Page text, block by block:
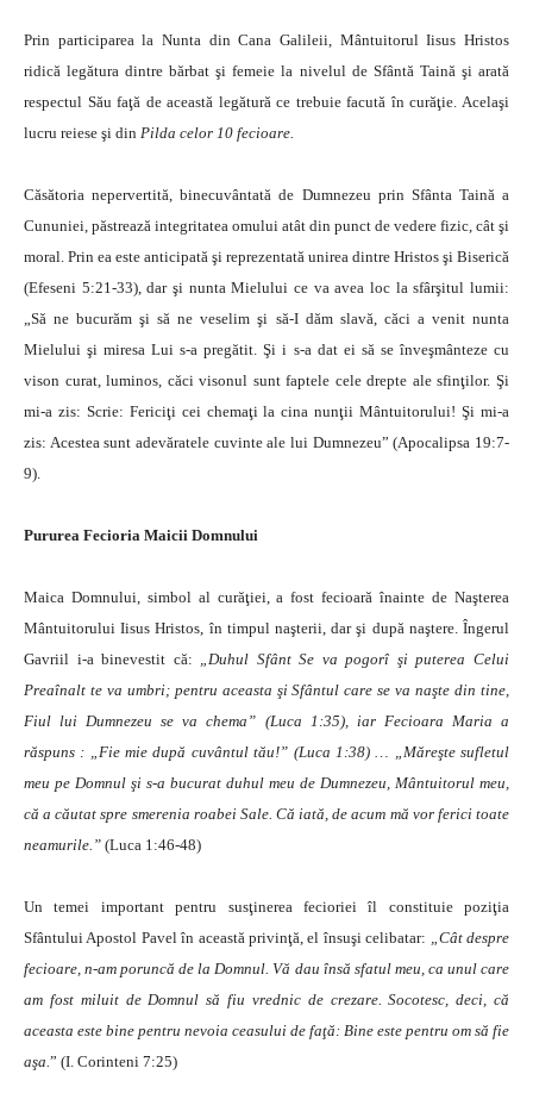
Prin participarea la Nunta din Cana Galileii, Mântuitorul Iisus Hristos
ridică legătura dintre bărbat şi femeie la nivelul de Sfântă Taină şi arată
respectul Său faţă de această legătură ce trebuie facută în curăţie. Acelaşi
lucru reiese şi din Pilda celor 10 fecioare.
Căsătoria nepervertită, binecuvântată de Dumnezeu prin Sfânta Taină a
Cununiei, păstrează integritatea omului atât din punct de vedere fizic, cât şi
moral. Prin ea este anticipată şi reprezentată unirea dintre Hristos şi Biserică
(Efeseni 5:21-33), dar şi nunta Mielului ce va avea loc la sfârşitul lumii:
„Să ne bucurăm şi să ne veselim şi să-I dăm slavă, căci a venit nunta
Mielului şi miresa Lui s-a pregătit. Şi i s-a dat ei să se înveşmânteze cu
vison curat, luminos, căci visonul sunt faptele cele drepte ale sfinţilor. Şi
mi-a zis: Scrie: Fericiţi cei chemaţi la cina nunţii Mântuitorului! Şi mi-a
zis: Acestea sunt adevăratele cuvinte ale lui Dumnezeu” (Apocalipsa 19:7-
9).
Pururea Fecioria Maicii Domnului
Maica Domnului, simbol al curăţiei, a fost fecioară înainte de Naşterea
Mântuitorului Iisus Hristos, în timpul naşterii, dar şi după naştere. Îngerul
Gavriil i-a binevestit că:
„Duhul Sfânt Se va pogorî şi puterea Celui
Preaînalt te va umbri; pentru aceasta şi Sfântul care se va naşte din tine,
Fiul lui Dumnezeu se va chema” (Luca 1:35), iar Fecioara Maria a
răspuns : „Fie mie după cuvântul tău!” (Luca 1:38) … „Măreşte sufletul
meu pe Domnul şi s-a bucurat duhul meu de Dumnezeu, Mântuitorul meu,
că a căutat spre smerenia roabei Sale. Că iată, de acum mă vor ferici toate
neamurile.” (Luca 1:46-48)
Un temei important pentru susţinerea fecioriei îl constituie poziţia
Sfântului Apostol Pavel în această privinţă, el însuşi celibatar:
„Cât despre
fecioare, n-am poruncă de la Domnul. Vă dau însă sfatul meu, ca unul care
am fost miluit de Domnul să fiu vrednic de crezare. Socotesc, deci, că
aceasta este bine pentru nevoia ceasului de faţă: Bine este pentru om să fie
aşa. ” (I. Corinteni 7:25)